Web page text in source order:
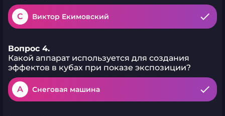
C Виктор Екимовский
Вопрос 4.
Какой аппарат используется для создания
эффектов в кубах при показе экспозиции?
A Снеговая машина